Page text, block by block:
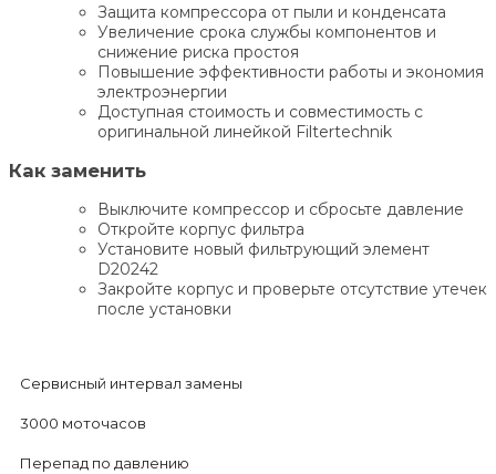
Защита компрессора от пыли и конденсата
Увеличение срока службы компонентов и
снижение риска простоя
Повышение эффективности работы и экономия
электроэнергии
Доступная стоимость и совместимость с
оригинальной линейкой Filtertechnik
Как заменить
Выключите компрессор и сбросьте давление
Откройте корпус фильтра
Установите новый фильтрующий элемент
D20242
Закройте корпус и проверьте отсутствие утечек
после установки
Сервисный интервал замены
3000 моточасов
Перепад по давлению